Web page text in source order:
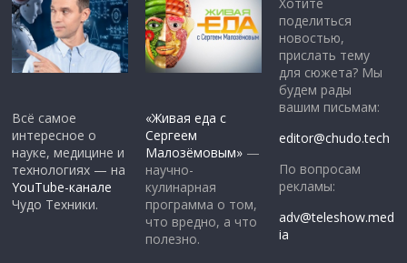
Всё самое
интересное о
науке, медицине и
технологиях — на
YouTube-канале
Чудо Техники.
«Живая еда с
Сергеем
Малозёмовым» —
научно-
кулинарная
программа о том,
что вредно, а что
полезно.
поделиться
новостью,
прислать тему
для сюжета? Мы
будем рады
вашим письмам:
editor@chudo.tech
По вопросам
рекламы:
adv@teleshow.med
ia